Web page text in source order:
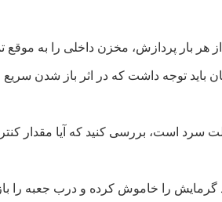
از هر بار پردازش، مخزن داخلی را به
توجه داشت که در اثر باز شدن سریع
سرد است، بررسی کنید که آیا مقدار
گرمایش را خاموش کرده و درب جعبه